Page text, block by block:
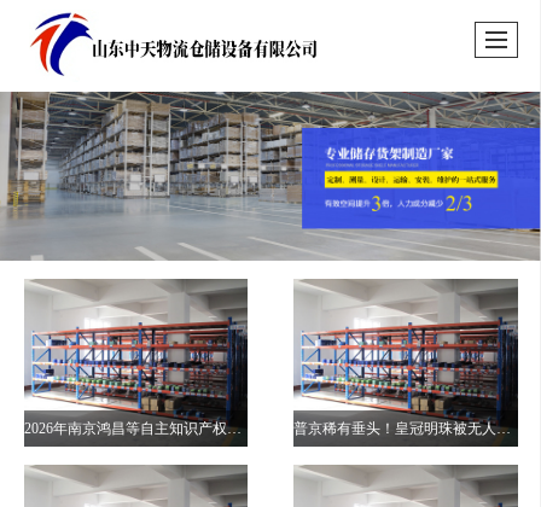
2026年南京鸿昌等自主知识产权仓储设备厂家梳理 普京稀有垂头！皇冠明珠被无人机追着打直接供认油荒！